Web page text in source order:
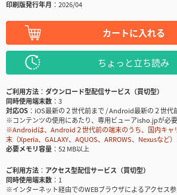
印刷版発行年月
2026/04
カートに入れる
ちょっと立ち読み
ご利用方法
ダウンロード型配信サービス（買切型）
同時使用端末数
3
対応OS
iOS最新の２世代前まで / Android最新の２世代
※コンテンツの使用にあたり、専用ビューアisho.jpが必要
※Androidは、Android２世代前の端末のうち、国内キャ
末（Xperia、GALAXY、AQUOS、ARROWS、Nexusなど
必要メモリ容量
52 MB以上
ご利用方法
アクセス型配信サービス（買切型）
同時使用端末数
1
※インターネット経由でのWEBブラウザによるアクセス